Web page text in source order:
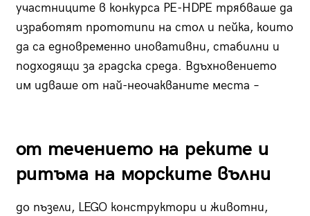
участниците в конкурса PE-HDPE трябваше да
изработят прототипи на стол и пейка, които
да са едновременно иновативни, стабилни и
подходящи за градска среда. Вдъхновението
им идваше от най-неочакваните места –
от течението на реките и
ритъма на морските вълни
до пъзели, LEGO конструктори и животни,